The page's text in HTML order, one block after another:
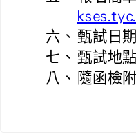
六、 甄試日
七、 甄試地
八、 隨函檢